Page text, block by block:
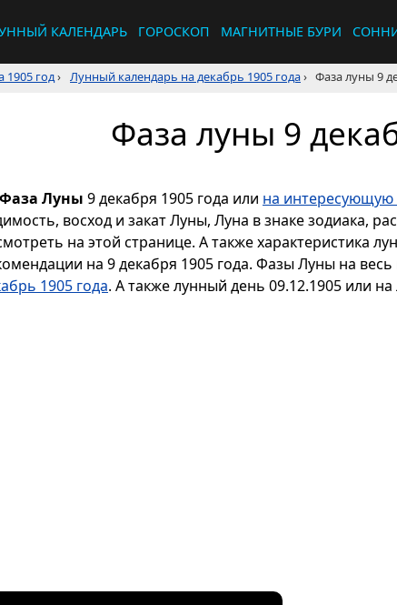
КАЛЕНДАРЬ ГОРОСКОП МАГНИТНЫЕ БУРИ
1905 год› Лунный календарь на декабрь 1905 года› Фаза луны 9
Фаза луны 9
Фаза Луны 9 декабря 1905 года или на интересующую
восход и закат Луны, Луна в знаке зодиака,
на этой странице. А также характеристика
на 9 декабря 1905 года. Фазы Луны на
1905 года. А также лунный день 09.12.1905 или